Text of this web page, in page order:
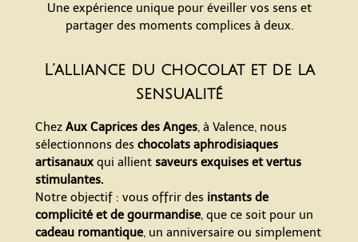
L’alliance du chocolat et de la
sensualité
Chez Aux Caprices des Anges, à Valence, nous
sélectionnons des chocolats aphrodisiaques
artisanaux qui allient saveurs exquises et vertus
stimulantes.
Notre objectif : vous offrir des instants de
complicité et de gourmandise, que ce soit pour un
cadeau romantique, un anniversaire ou simplement
Une expérience unique pour éveiller vos sens et
partager des moments complices à deux.